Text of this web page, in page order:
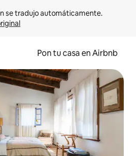
Pon tu casa en Airbnb